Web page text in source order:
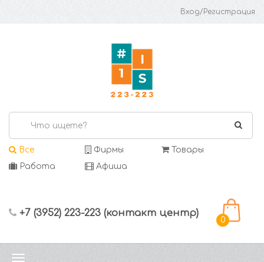
Вход/Регистрация
Все Фирмы
Товары
Работа
Афиша
+7 (3952) 223-223 (контакт центр)
0